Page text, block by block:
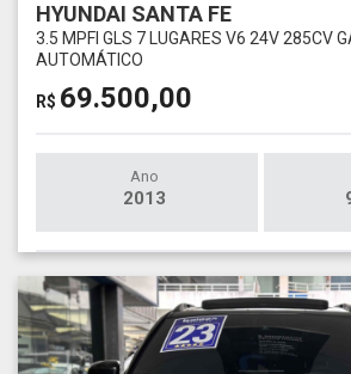
HYUNDAI SANTA FE
3.5 MPFI GLS 7 LUGARES V6 24V 285CV
AUTOMÁTICO
R$ 69.500,00
Ano
2013